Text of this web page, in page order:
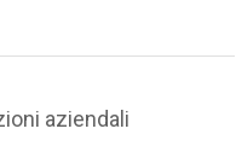
aziendali